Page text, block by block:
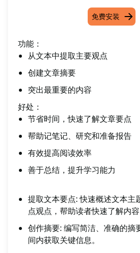
免费安装
功能：
从文本中提取主要观点
创建文章摘要
突出最重要的内容
好处：
节省时间，快速了解文章要点
帮助记笔记、研究和准备报告
有效提高阅读效率
善于总结，提升学习能力
提取文本要点: 快速概述文本主
点观点，帮助读者快速了解内容
创作摘要: 编写简洁、准确的摘
间内获取关键信息。